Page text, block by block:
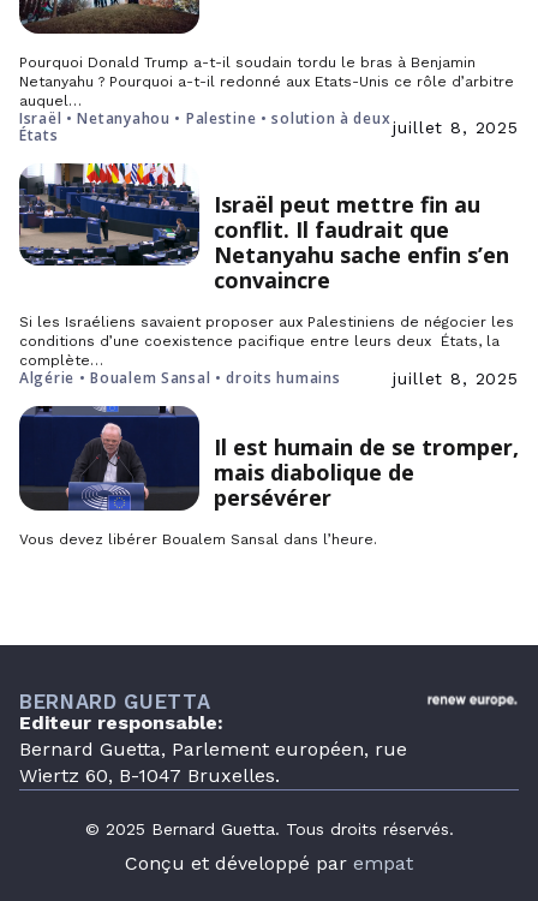
Pourquoi Donald Trump a-t-il soudain tordu le bras à Benjamin
Netanyahu ? Pourquoi a-t-il redonné aux Etats-Unis ce rôle d’arbitre
auquel…
Israël • Netanyahou • Palestine • solution à deux
États
juillet 8, 2025
Israël peut mettre fin au
conflit. Il faudrait que
Netanyahu sache enfin s’en
convaincre
Si les Israéliens savaient proposer aux Palestiniens de négocier les
conditions d’une coexistence pacifique entre leurs deux États, la
complète…
Algérie • Boualem Sansal • droits humains juillet 8, 2025
Il est humain de se tromper,
mais diabolique de
persévérer
Vous devez libérer Boualem Sansal dans l’heure.
BERNARD GUETTA
Editeur responsable:
Bernard Guetta, Parlement européen, rue
Wiertz 60, B-1047 Bruxelles.
© 2025 Bernard Guetta. Tous droits réservés.
Conçu et développé par empat